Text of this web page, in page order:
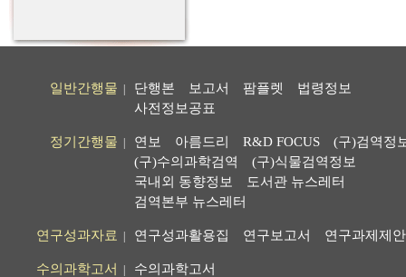
일반간행물 단행본 보고서 팜플렛
법령정보
사전정보공표
정기간행물 연보 아름드리 R&D FOCUS
(구)검역정
(구)수의과학검역
(구)식물검역정보
국내외 동향정보
도서관 뉴스레터
검역본부 뉴스레터
연구성과자료 연구성과활용집 연구보고서 연구과제제
수의과학고서 수의과학고서